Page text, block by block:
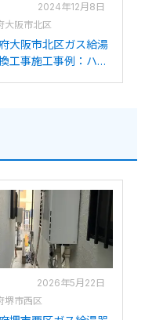
2024年12月8日
大阪市北区
大阪市北区ガス給湯
工事施工事例：ハー
2026年5月22日
堺市西区